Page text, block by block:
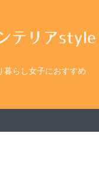
暮らし女子におすすめ